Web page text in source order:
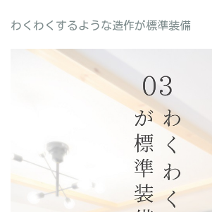
わくわくするような造作が標準装備